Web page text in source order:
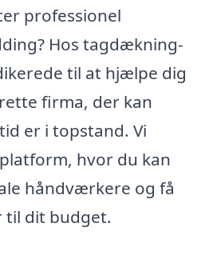
professionel
Hos tagdækning-
til at hjælpe dig
firma, der kan
er i topstand. Vi
hvor du kan
håndværkere og få
til dit budget.